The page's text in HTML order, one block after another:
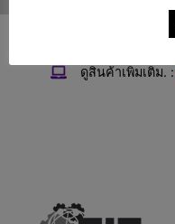
โทร. : +91-
ดูสินค้าเพิ่มเติม.